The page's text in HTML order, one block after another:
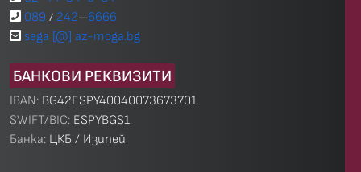
089 / 242—6666
sega [@] az-moga.bg
БАНКОВИ РЕКВИЗИТИ
IBAN: BG42ESPY40040073673701
SWIFT/BIC: ESPYBGS1
Банка: ЦКБ / Изипей